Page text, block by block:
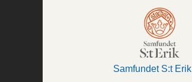
Samfundet S:t Erik